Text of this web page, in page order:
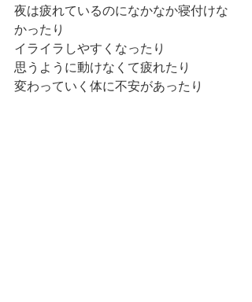
夜は疲れているのになかなか寝付けな
かったり
イライラしやすくなったり
思うように動けなくて疲れたり
変わっていく体に不安があったり